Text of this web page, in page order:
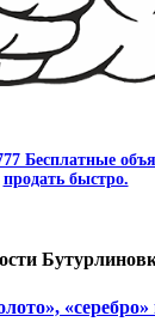
Бесплатные
продать быстро.
«серебро»